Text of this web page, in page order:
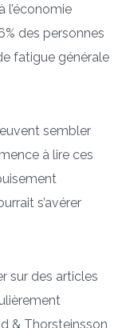
l’économie
des personnes
fatigue générale
sembler
à lire ces
s’avérer
sur des articles
& Thorsteinsson,